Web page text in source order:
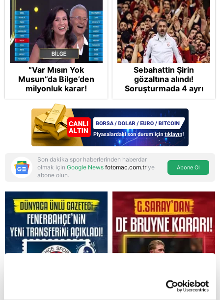
Reddet
“Var Mısın Yok
Musun”da Bilge’den
milyonluk karar!
Sebahattin Şirin
gözaltına alındı!
Soruşturmada 4 ayrı
suçlama var
Son dakika spor haberlerinden haberdar
olmak için Google News fotomac.com.tr'ye
abone olun.
Abone Ol